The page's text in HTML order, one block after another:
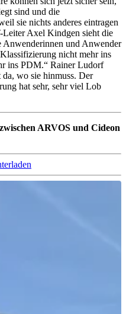
sind und die
sie nichts anderes eintragen
Leiter Axel Kindgen sieht die
Anwenderinnen und Anwender
nicht mehr ins
ins PDM.“ Rainer Ludorf
wo sie hinmuss. Der
hat sehr, sehr viel Lob
ARVOS und Cideon